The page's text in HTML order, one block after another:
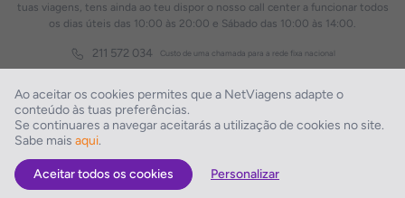
Ao aceitar os cookies permites que a NetViagens adapte o
conteúdo às tuas preferências.
Se continuares a navegar aceitarás a utilização de cookies no site.
Sabe mais aqui.
Aceitar todos os cookies Personalizar
tuas viagens, tens ainda ao teu dispor o nosso call center a funcionar todos
os dias úteis das 10:00 às 20:00 e Sábado das 10:00 às 14:00.
211 572 034 Custo de uma chamada para a rede fixa nacional